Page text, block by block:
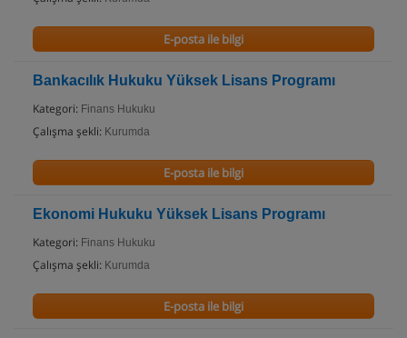
E-posta ile bilgi
Bankacılık Hukuku Yüksek Lisans Programı
Kategori: Finans Hukuku
Çalışma şekli: Kurumda
E-posta ile bilgi
Ekonomi Hukuku Yüksek Lisans Programı
Kategori: Finans Hukuku
Çalışma şekli: Kurumda
E-posta ile bilgi